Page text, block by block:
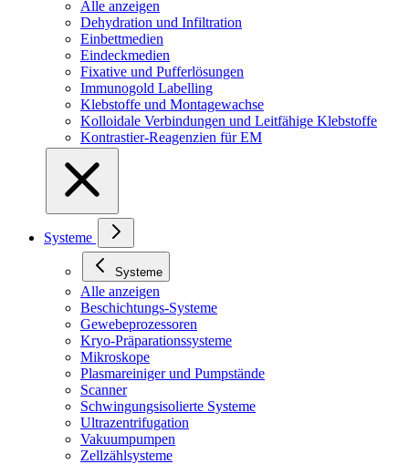
Alle anzeigen
Dehydration und Infiltration
Einbettmedien
Eindeckmedien
Fixative und Pufferlösungen
Immunogold Labelling
Klebstoffe und Montagewachse
Kolloidale Verbindungen und Leitfähige Klebstoffe
Kontrastier-Reagenzien für EM
Systeme
Systeme
Alle anzeigen
Beschichtungs-Systeme
Gewebeprozessoren
Kryo-Präparationssysteme
Mikroskope
Plasmareiniger und Pumpstände
Scanner
Schwingungsisolierte Systeme
Ultrazentrifugation
Vakuumpumpen
Zellzählsysteme